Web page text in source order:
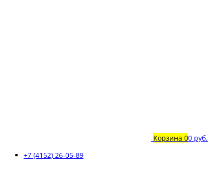
Корзина 00 руб.
+7 (4152) 26-05-89